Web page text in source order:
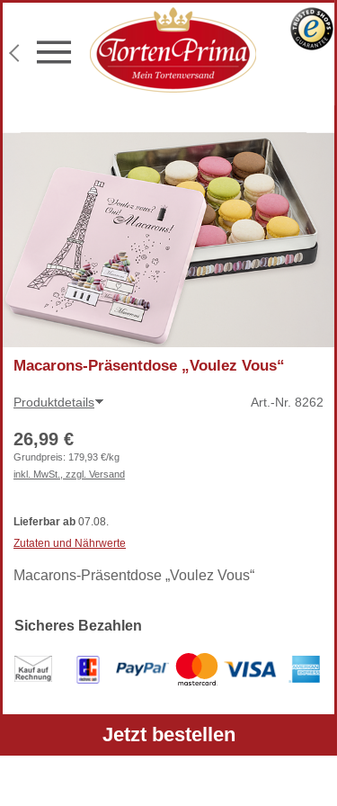
Konditor-Qualität
Torten mit Wunschtext
Lieferung an Wunschadresse
Jetzt bestellen
Macarons-Präsentdose „Voulez Vous“
Produktdetails Art.-Nr. 8262
26,99 €
Grundpreis: 179,93 €/kg
inkl. MwSt., zzgl. Versand
Lieferbar ab 07.08.
Zutaten und Nährwerte
Macarons-Präsentdose „Voulez Vous“
Sicheres Bezahlen
und zzgl. Versandkosten.